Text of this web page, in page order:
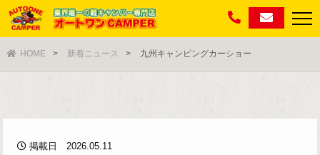
HOME 新着ニュース 九州キャンピングカーショー
掲載日 2026.05.11